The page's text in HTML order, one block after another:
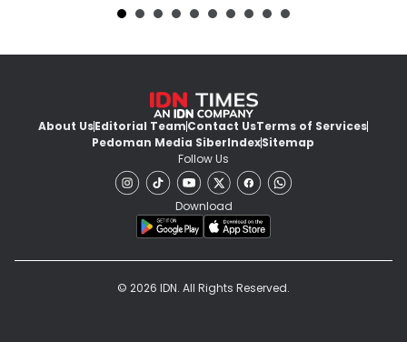
About UsEditorial TeamContact UsTerms of Services
Pedoman Media SiberIndexSitemap
Follow Us
Download
© 2026 IDN. All Rights Reserved.